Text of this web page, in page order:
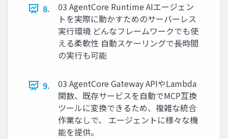
8.
03 AgentCore Runtime AIエージェン
トを実際に動かすためのサーバーレス
実行環境 どんなフレームワークでも使
える柔軟性 自動スケーリングで長時間
の実行も可能
9.
03 AgentCore Gateway APIやLambda
関数、既存サービスを自動でMCP互換
ツールに変換できるため、複雑な統合
作業なしで、 エージェントに様々な機
能を提供。